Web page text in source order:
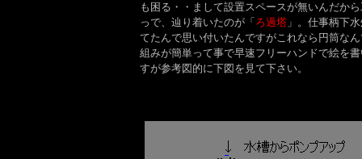
も困る・・まして設置スペースが無いんだか
っで、辿り着いたのが「 ろ過塔 」。仕事柄下
てたんで思い付いたんですがこれなら円筒な
組みが簡単って事で早速フリーハンドで絵を
すが参考図的に下図を見て下さい。